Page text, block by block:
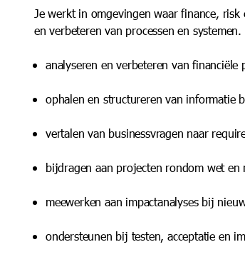
Je werkt in omgevingen waar finance,
en verbeteren van processen en
analyseren en verbeteren van
ophalen en structureren van informatie
vertalen van businessvragen naar
bijdragen aan projecten rondom wet
meewerken aan impactanalyses bij
ondersteunen bij testen, acceptatie en